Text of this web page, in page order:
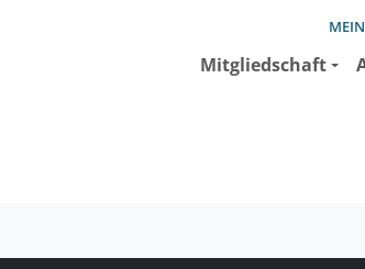
Mitgliedschaft